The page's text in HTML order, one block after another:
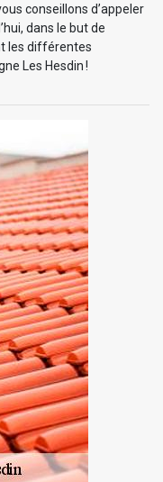
conseillons d’appeler
dans le but de
les différentes
Les Hesdin !